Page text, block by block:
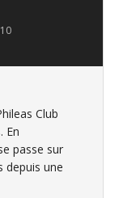
Club
En
passe sur
depuis une